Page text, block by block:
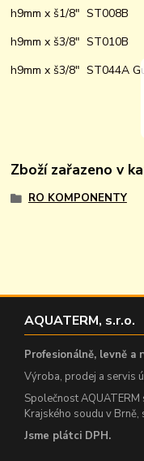
h9mm x š1/8" ST008B
h9mm x š3/8" ST010B
h9mm x š3/8" ST044A
Zboží zařazeno v
RO KOMPONENTY
AQUATERM, s.r.o.
Profesionálně, levně a
Výroba, prodej a servis
Společnost
Krajského soudu v
Jsme plátci DPH.